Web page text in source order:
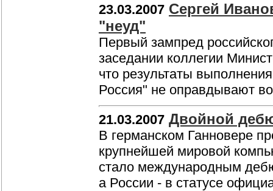
23.03.2007 Сергей
"неуд"
Первый зампред
заседании коллегии
что результаты
Россия" не оправдывают
21.03.2007 Двойной
В германском Ганновере
крупнейшей мировой
стало международным
а России - в статусе